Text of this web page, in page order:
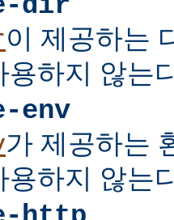
이 제공하는
용하지 않는
env
가 제공하는
용하지 않는